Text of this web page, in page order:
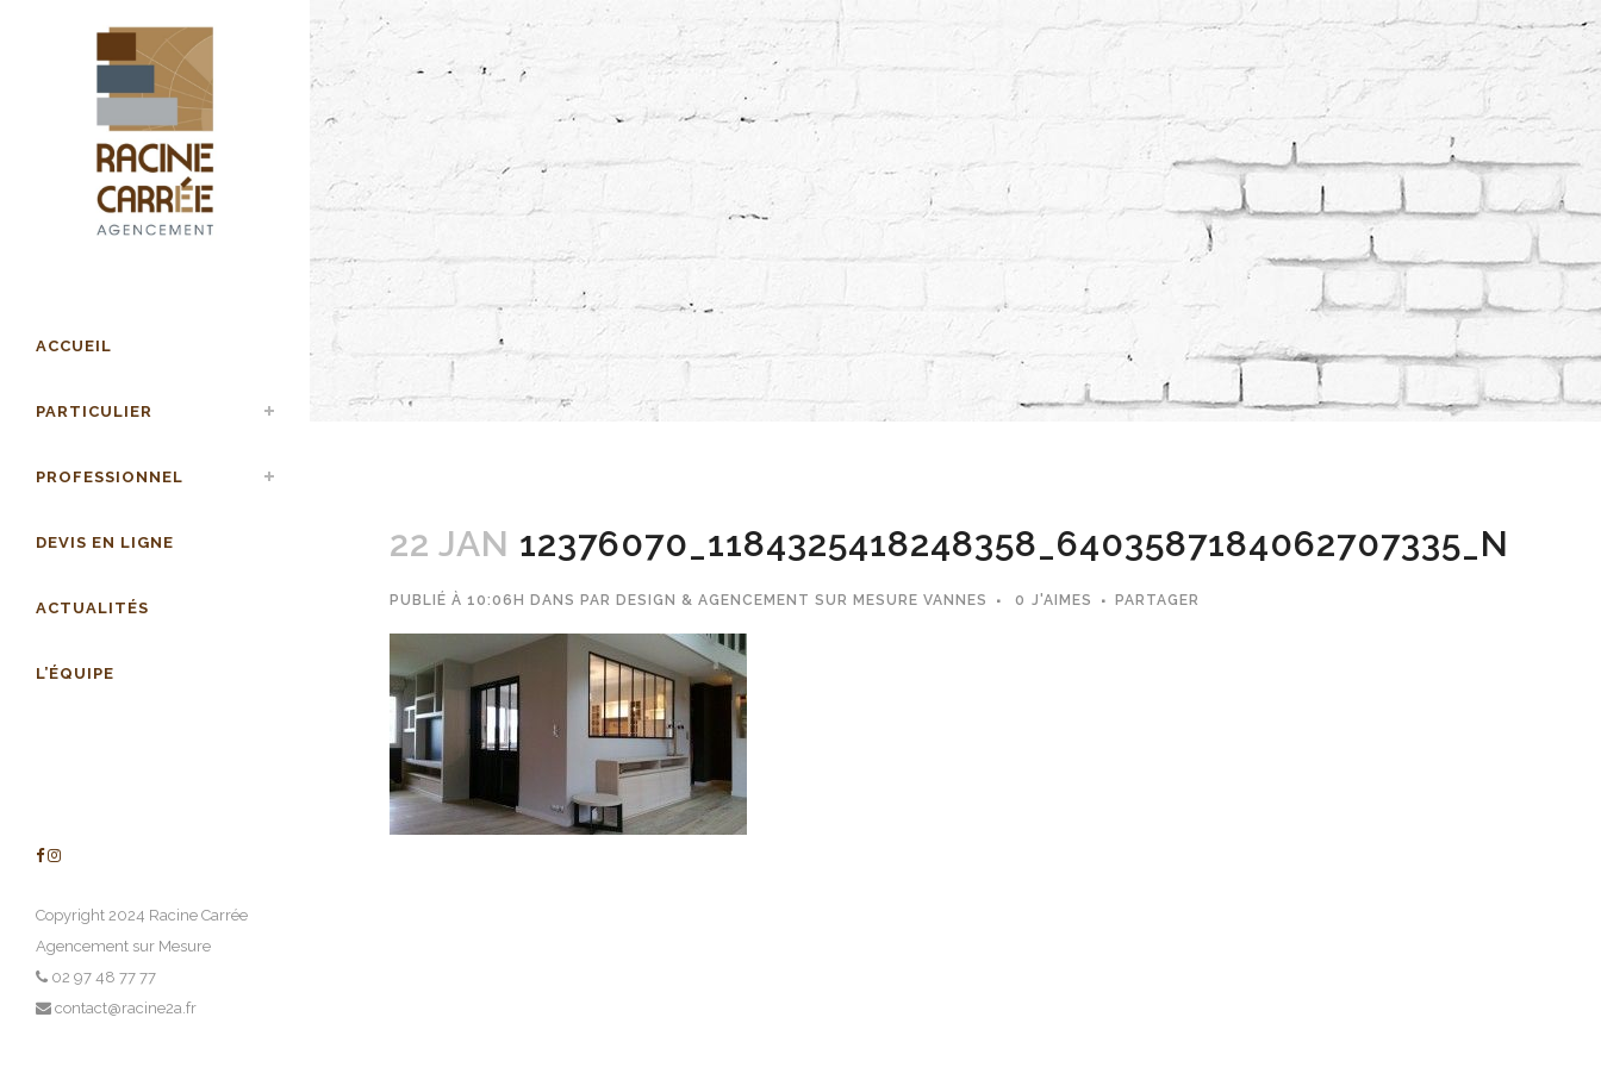
ACCUEIL
PARTICULIER
PROFESSIONNEL
DEVIS EN LIGNE
ACTUALITÉS
L’ÉQUIPE
Copyright 2024 Racine Carrée
Agencement sur Mesure
02 97 48 77 77
contact@racine2a.fr
22 JAN 12376070_1184325418248358_6403587184062707335_N
PUBLIÉ À 10:06H DANS PAR DESIGN & AGENCEMENT SUR MESURE VANNES 0 J'AIMES PARTAGER